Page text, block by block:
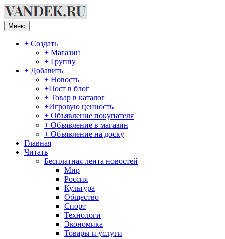
Перейти
к
содержимому
Меню
+ Создать
+ Магазин
+ Группу
+ Добавить
+ Новость
+Пост в блог
+ Товар в каталог
+Игровую ценность
+ Объявление покупателя
+ Объявление в магазин
+ Объявление на доску
Главная
Читать
Бесплатная лента новостей
Мир
Россия
Культура
Общество
Спорт
Технологи
Экономика
Товары и услуги